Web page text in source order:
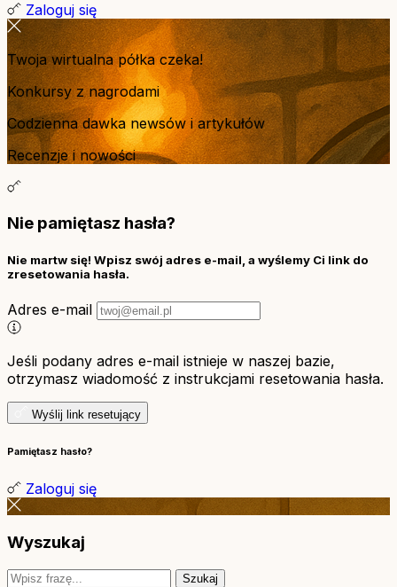
Zaloguj się
Twoja wirtualna półka czeka!
Konkursy z nagrodami
Codzienna dawka newsów i artykułów
Recenzje i nowości
Nie pamiętasz hasła?
Nie martw się! Wpisz swój adres e-mail, a wyślemy Ci link do
zresetowania hasła.
Adres e-mail
Jeśli podany adres e-mail istnieje w naszej bazie,
otrzymasz wiadomość z instrukcjami resetowania hasła.
Wyślij link resetujący
Pamiętasz hasło?
Zaloguj się
Wyszukaj
Szukaj